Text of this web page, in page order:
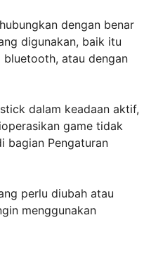
dengan benar
digunakan, baik itu
bluetooth, atau dengan
dalam keadaan aktif,
game tidak
bagian Pengaturan
perlu diubah atau
menggunakan